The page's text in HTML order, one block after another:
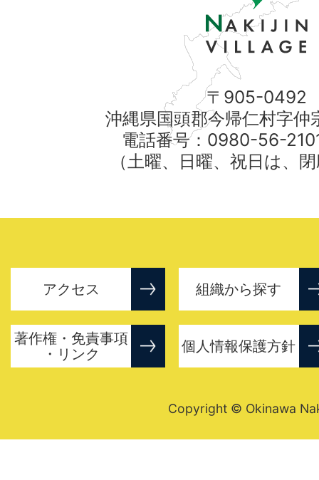
〒905-0492
沖縄県国頭郡今帰仁村字仲
電話番号：0980-56-
（土曜、日曜、祝日は、
アクセス 組織から探す
著作権・免責事項
・リンク
個人情報保護方針
Copyright © Okinawa